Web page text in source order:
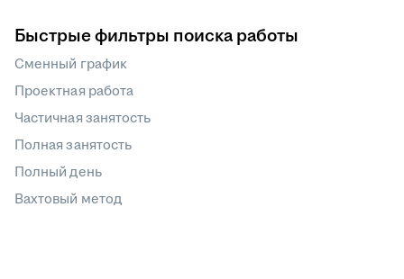
Быстрые фильтры поиска работы
Сменный график
Проектная работа
Частичная занятость
Полная занятость
Полный день
Вахтовый метод